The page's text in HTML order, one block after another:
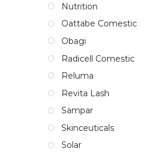
Nutrition
Oattabe Comestic
Obagi
Radicell Comestic
Reluma
Revita Lash
Sampar
Skinceuticals
Solar